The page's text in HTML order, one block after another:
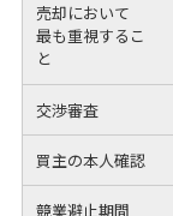
売却において
最も重視するこ
と
交渉審査
買主の本人確認
競業避止期間